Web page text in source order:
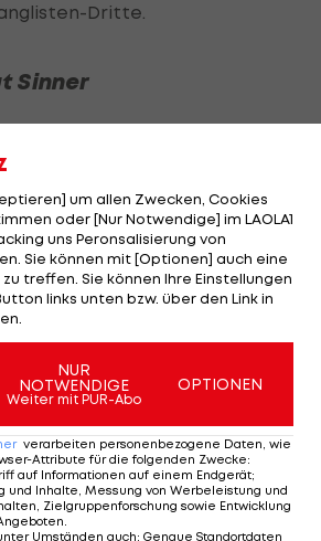
Dritte.
Sinner
er diese letzten Auftritte viel
er sich selbst nicht mehr so
"Ich kriege noch einmal die
Bühne zu spielen, ich
aufzusaugen."
von Sky auch zur Causa
Sinner. "Was meine
Meinung ist: Ich mag ihn
ihn auch schon lange. Ich
dass er das nicht mit Absicht
vor Jahren getätigten
Doping im
um allen Zwecken, Cookies
oder [Nur Notwendige] im LAOLA1
uns Peronsalisierung von
Sie können mit [Optionen] auch eine
treffen. Sie können Ihre Einstellungen
links unten bzw. über den Link in
NUR
NOTWENDIGE
Weiter mit PUR-Abo
OPTIONEN
verarbeiten personenbezogene Daten, wie
Attribute für die folgenden Zwecke:
auf Informationen auf einem Endgerät;
und Inhalte, Messung von Werbeleistung und
Zielgruppenforschung sowie Entwicklung
Umständen auch: Genaue Standortdaten